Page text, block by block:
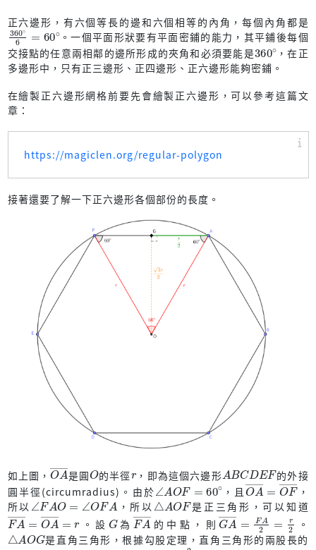
正六邊形，有六個等長的邊和六個相等的內角，每個內角都是
360∘6=
60∘
。一個平面形狀要有平面密鋪的能力，其平鋪後每個
交接點的任意兩相鄰的邊所形成的夾角和必須要能是360
∘
，在正
多邊形中，只有正三邊形、正四邊形、正六邊形能夠密鋪。
在繪製正六邊形網格前要先會繪製正六邊形，可以參考這篇文
章：
https://magiclen.org/regular-polygon
接著還要了解一下正六邊形各個部份的長度。
如上圖，OA
― 是圓 O的半徑 ，即為這個六邊形 A BCDEF 的外接
圓半徑(circumradius)。由於∠AOF=60∘，且OA― =O
F―
，
所以∠FAO=∠OFA ，所以 △AOF是正三角形，可以知道
FA―=OA―
r 。設 G為 FA
― 的中點，則GA― FA―2
=r2 。
△ AO
G
是直角三角形，根據勾股定理，直角三角形的兩股長的